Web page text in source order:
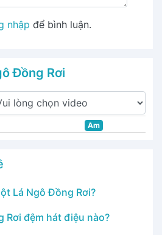
nhập để bình luận.
Đồng Rơi
Am
Lá Ngô Đồng Rơi?
Rơi đệm hát điệu nào?